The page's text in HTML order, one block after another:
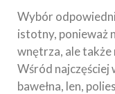
Wybór
istotny, ponieważ
wnętrza, ale także
Wśród najczęściej
bawełna, len,